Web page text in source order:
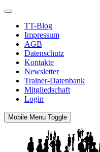
TT-Blog
Impressum
AGB
Datenschutz
Kontakte
Newsletter
Trainer-Datenbank
Mitgliedschaft
Login
Mobile Menu Toggle